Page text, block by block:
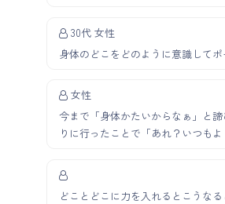
30代 女性
身体のどこをどのように意識して
女性
今まで「身体かたいからなぁ」と
りに行ったことで「あれ？いつも
どことどこに力を入れるとこうな